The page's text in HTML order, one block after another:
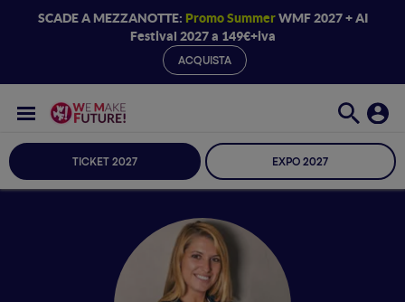
SCADE A MEZZANOTTE: Promo SummerWMF 2027 + AI
Festival 2027 a 149€+iva
ACQUISTA
TICKET 2027 EXPO 2027